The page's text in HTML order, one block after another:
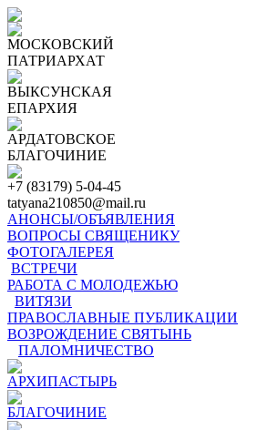
МОСКОВСКИЙ
ПАТРИАРХАТ
ВЫКСУНСКАЯ
ЕПАРХИЯ
АРДАТОВСКОЕ
БЛАГОЧИНИЕ
+7 (83179) 5-04-45
tatyana210850@mail.ru
АНОНСЫ/ОБЪЯВЛЕНИЯ
ВОПРОСЫ СВЯЩЕНИКУ
ФОТОГАЛЕРЕЯ
ВСТРЕЧИ
РАБОТА С МОЛОДЕЖЬЮ
ВИТЯЗИ
ПРАВОСЛАВНЫЕ ПУБЛИКАЦИИ
ВОЗРОЖДЕНИЕ СВЯТЫНЬ
ПАЛОМНИЧЕСТВО
АРХИПАСТЫРЬ
БЛАГОЧИНИЕ